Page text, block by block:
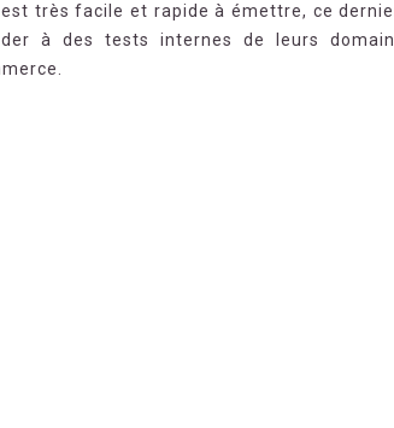
est très facile et rapide à émettre, ce
à des tests internes de leurs